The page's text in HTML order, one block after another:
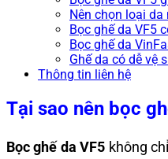
Nên chọn loại da
Bọc ghế da VF5
Bọc ghế da
Ghế da có dễ vệ
Thông tin liên hệ
Tại sao nên bọc
Bọc ghế da VF5 không